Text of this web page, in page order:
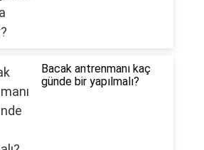
Bacak antrenmanı kaç
günde bir yapılmalı?